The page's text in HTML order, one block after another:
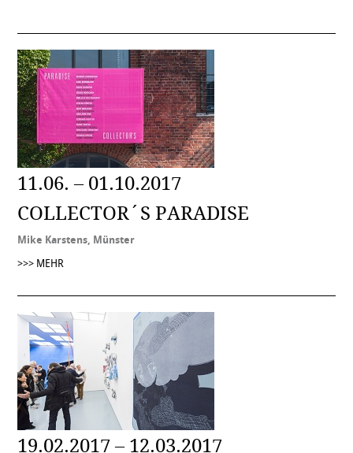
11.06. – 01.10.2017
COLLECTOR´S PARADISE
Mike Karstens, Münster
>>> MEHR
19.02.2017 – 12.03.2017